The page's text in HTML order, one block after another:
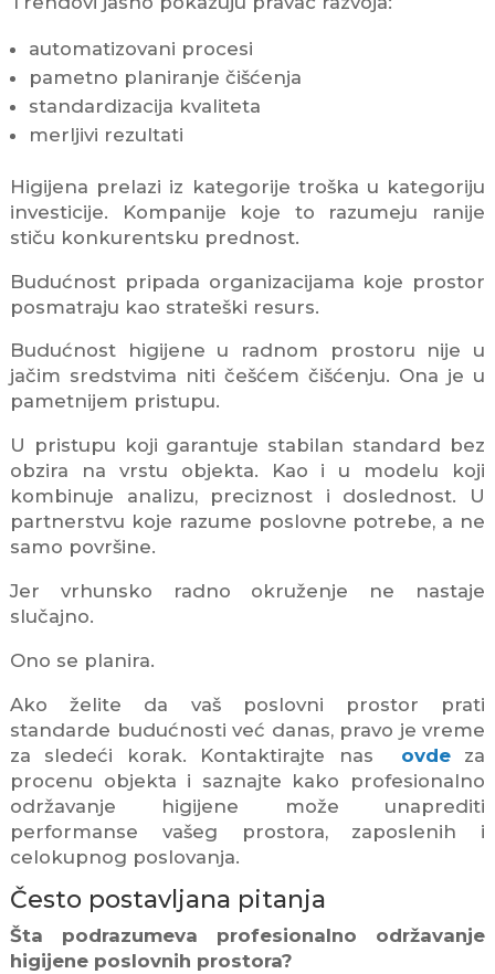
automatizovani procesi
pametno planiranje čišćenja
standardizacija kvaliteta
merljivi rezultati
Higijena prelazi iz kategorije troška u kategoriju
investicije. Kompanije koje to razumeju ranije
stiču konkurentsku prednost.
Budućnost pripada organizacijama koje prostor
posmatraju kao strateški resurs.
Budućnost higijene u radnom prostoru nije u
jačim sredstvima niti češćem čišćenju. Ona je u
pametnijem pristupu.
U pristupu koji garantuje stabilan standard bez
obzira na vrstu objekta. Kao i u modelu koji
kombinuje analizu, preciznost i doslednost. U
partnerstvu koje razume poslovne potrebe, a ne
samo površine.
Jer vrhunsko radno okruženje ne nastaje
slučajno.
Ono se planira.
Ako želite da vaš poslovni prostor prati
standarde budućnosti već danas, pravo je vreme
za sledeći korak. Kontaktirajte nas ovde
za
procenu objekta i saznajte kako profesionalno
održavanje higijene može unaprediti
performanse vašeg prostora, zaposlenih i
celokupnog poslovanja.
Često postavljana pitanja
Šta podrazumeva profesionalno održavanje
higijene poslovnih prostora?